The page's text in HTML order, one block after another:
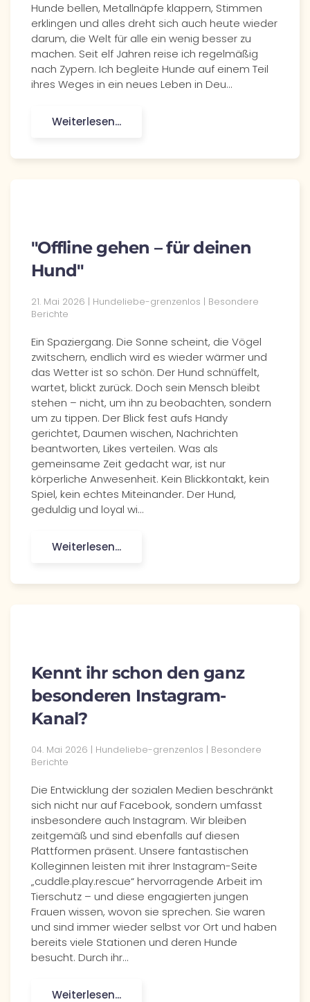
Hunde bellen, Metallnäpfe klappern, Stimmen
erklingen und alles dreht sich auch heute wieder
darum, die Welt für alle ein wenig besser zu
machen. Seit elf Jahren reise ich regelmäßig
nach Zypern. Ich begleite Hunde auf einem Teil
ihres Weges in ein neues Leben in Deu…
Weiterlesen...
"Offline gehen – für deinen
Hund"
21. Mai 2026 | Hundeliebe-grenzenlos | Besondere
Berichte
Ein Spaziergang. Die Sonne scheint, die Vögel
zwitschern, endlich wird es wieder wärmer und
das Wetter ist so schön. Der Hund schnüffelt,
wartet, blickt zurück. Doch sein Mensch bleibt
stehen – nicht, um ihn zu beobachten, sondern
um zu tippen. Der Blick fest aufs Handy
gerichtet, Daumen wischen, Nachrichten
beantworten, Likes verteilen. Was als
gemeinsame Zeit gedacht war, ist nur
körperliche Anwesenheit. Kein Blickkontakt, kein
Spiel, kein echtes Miteinander. Der Hund,
geduldig und loyal wi…
Weiterlesen...
Kennt ihr schon den ganz
besonderen Instagram-
Kanal?
04. Mai 2026 | Hundeliebe-grenzenlos | Besondere
Berichte
Die Entwicklung der sozialen Medien beschränkt
sich nicht nur auf Facebook, sondern umfasst
insbesondere auch Instagram. Wir bleiben
zeitgemäß und sind ebenfalls auf diesen
Plattformen präsent. Unsere fantastischen
Kolleginnen leisten mit ihrer Instagram-Seite
„cuddle.play.rescue“ hervorragende Arbeit im
Tierschutz – und diese engagierten jungen
Frauen wissen, wovon sie sprechen. Sie waren
und sind immer wieder selbst vor Ort und haben
bereits viele Stationen und deren Hunde
besucht. Durch ihr…
Weiterlesen...